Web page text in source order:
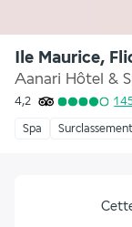
Ile Maurice,
Aanari Hôtel &
4,2 1
Spa